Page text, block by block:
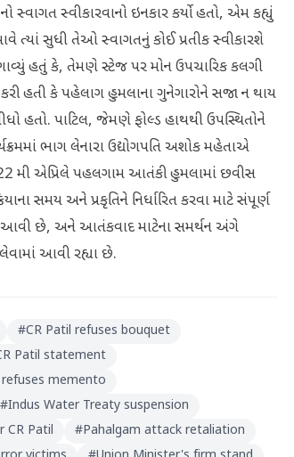
સ્વાગત સ્વીકારવાનો ઇનકાર કર્યો હતો, એમ કહ્યું
ત્યાં સુધી તેઓ સ્વાગતનું કોઈ પ્રતીક સ્વીકારશે
હતું કે, તેમણે સ્ટેજ પર મોન ઉપચારિક કલગી
કરી હતી કે પહેલાગ હુમલાના ગુનેગારોને સજા ન થાય
હતો. પાટિલ, જેમણે ફોલ્ડ હાથથી ઉપસ્થિતોને
ભાગ લેનારા ઉદ્યોગપતિ અશોક મહેતાએ
મી એપ્રિલે પહલગામ આતંકી હુમલામાં છવીસ
સમય અને પ્રકૃતિને નિર્ધારિત કરવા માટે સંપૂર્ણ
છે, અને આતંકવાદ માટેના સમર્થન અંગે
આવી રહ્યા છે.
#CR Patil refuses bouquet
Patil statement
refuses memento
#Indus Water Treaty suspension
CR Patil #Pahalgam attack retaliation